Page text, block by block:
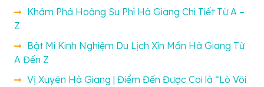
Khám Phá Hoàng Su Phì Hà Giang Chi Tiết Từ A –
Z
Bật Mí Kinh Nghiệm Du Lịch Xín Mần Hà Giang Từ
A Đến Z
Vị Xuyên Hà Giang | Điểm Đến Được Coi là “Lò Vôi